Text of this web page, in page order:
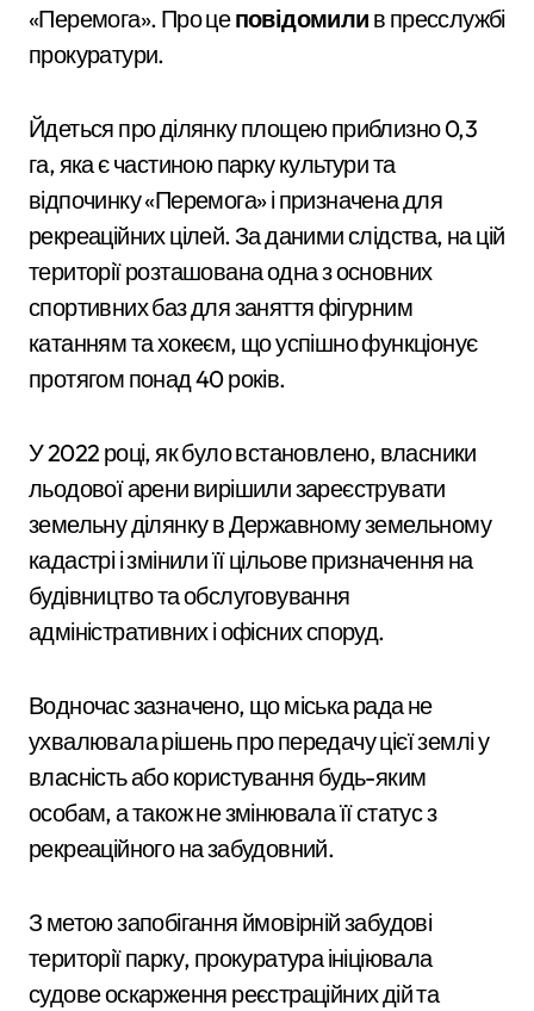
«Перемога». Про цеповідомили в пресслужбі
прокуратури.
Йдеться про ділянку площею приблизно 0,3
га, яка є частиною парку культури та
відпочинку «Перемога» і призначена для
рекреаційних цілей. За даними слідства, на цій
території розташована одна з основних
спортивних баз для заняття фігурним
катанням та хокеєм, що успішно функціонує
протягом понад 40 років.
У 2022 році, як було встановлено, власники
льодової арени вирішили зареєструвати
земельну ділянку в Державному земельному
кадастрі і змінили її цільове призначення на
будівництво та обслуговування
адміністративних і офісних споруд.
Водночас зазначено, що міська рада не
ухвалювала рішень про передачу цієї землі у
власність або користування будь-яким
особам, а також не змінювала її статус з
рекреаційного на забудовний.
З метою запобігання ймовірній забудові
території парку, прокуратура ініціювала
судове оскарження реєстраційних дій та